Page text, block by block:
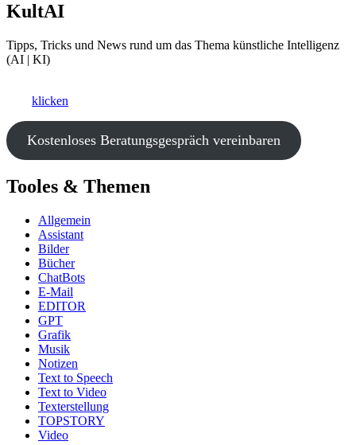
KultAI
Tipps, Tricks und News rund um das Thema künstliche Intelligenz
(AI | KI)
klicken
Kostenloses Beratungsgespräch vereinbaren
Tooles & Themen
Allgemein
Assistant
Bilder
Bücher
ChatBots
E-Mail
EDITOR
GPT
Grafik
Musik
Notizen
Text to Speech
Text to Video
Texterstellung
TOPSTORY
Video